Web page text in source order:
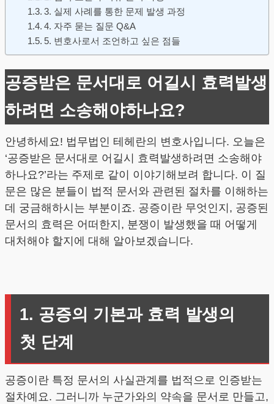
3. 실제 사례를 통한 문제 발생 과정
4. 자주 묻는 질문 Q&A
5. 변호사로서 조언하고 싶은 점들
공증받은 문서대로 어길시 효력발생
하려면 소송해야하나요?
안녕하세요! 법무법인 테헤란의 변호사입니다. 오늘은
‘공증받은 문서대로 어길시 효력발생하려면 소송해야
하나요?’라는 주제로 같이 이야기해보려 합니다. 이 질
문은 많은 분들이 법적 문서와 관련된 절차를 이해하는
데 궁금해하시는 부분이죠. 공증이란 무엇인지, 공증된
문서의 효력은 어떠한지, 분쟁이 발생했을 때 어떻게
대처해야 할지에 대해 알아보겠습니다.
1. 공증의 기본과 효력 발생의
첫 단계
공증이란 특정 문서의 사실관계를 법적으로 인증받는
절차예요. 그러니까 누군가와의 약속을 문서로 만들고,